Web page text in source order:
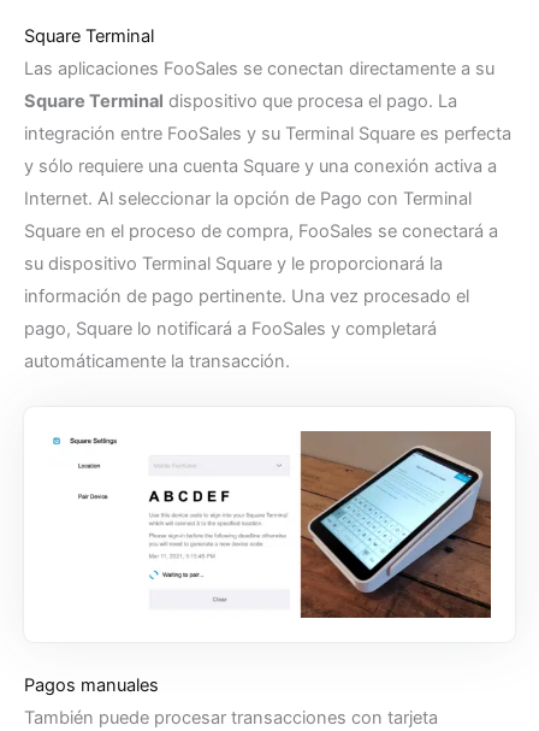
Square Terminal
Las aplicaciones FooSales se conectan directamente a su
Square Terminal dispositivo que procesa el pago. La
integración entre FooSales y su Terminal Square es perfecta
y sólo requiere una cuenta Square y una conexión activa a
Internet. Al seleccionar la opción de Pago con Terminal
Square en el proceso de compra, FooSales se conectará a
su dispositivo Terminal Square y le proporcionará la
información de pago pertinente. Una vez procesado el
pago, Square lo notificará a FooSales y completará
automáticamente la transacción.
Pagos manuales
También puede procesar transacciones con tarjeta